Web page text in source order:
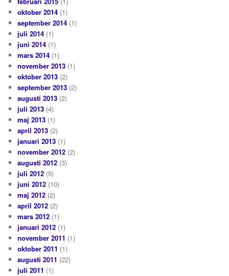
oktober 2014 (1)
september 2014 (1)
juli 2014 (1)
juni 2014 (1)
mars 2014 (1)
november 2013 (1)
oktober 2013 (2)
september 2013 (2)
augusti 2013 (2)
juli 2013 (4)
maj 2013 (1)
april 2013 (2)
januari 2013 (1)
november 2012 (2)
augusti 2012 (3)
juli 2012 (5)
juni 2012 (10)
maj 2012 (2)
april 2012 (2)
mars 2012 (1)
januari 2012 (1)
november 2011 (1)
oktober 2011 (1)
augusti 2011 (22)
juli 2011 (1)